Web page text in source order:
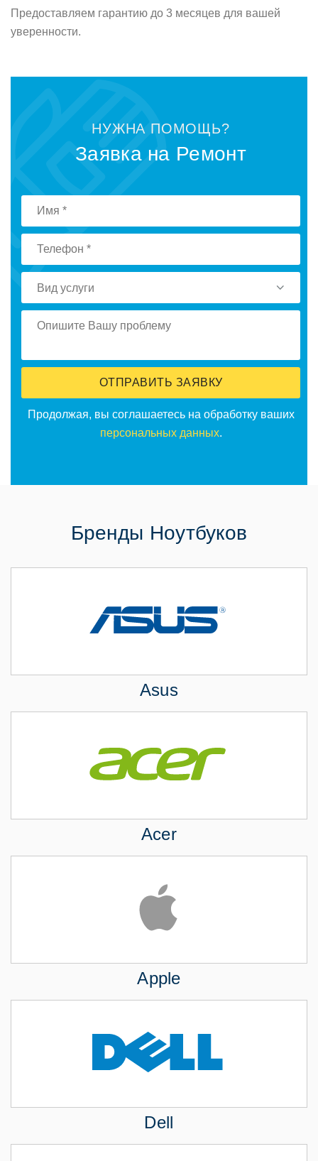
Предоставляем гарантию до 3 месяцев для вашей
уверенности.
НУЖНА ПОМОЩЬ?
Заявка на Ремонт
Вид услуги
ОТПРАВИТЬ ЗАЯВКУ
Продолжая, вы соглашаетесь на обработку ваших
персональных данных.
Бренды Ноутбуков
Asus
Acer
Apple
Dell